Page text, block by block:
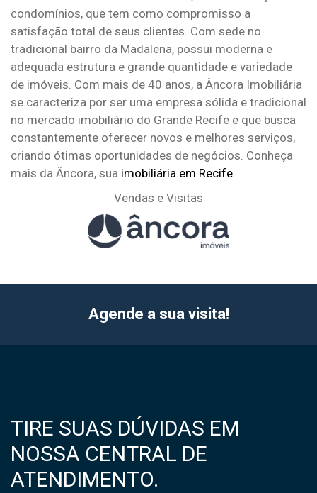
condomínios, que tem como compromisso a
satisfação total de seus clientes. Com sede no
tradicional bairro da Madalena, possui moderna e
adequada estrutura e grande quantidade e variedade
de imóveis. Com mais de 40 anos, a Âncora Imobiliária
se caracteriza por ser uma empresa sólida e tradicional
no mercado imobiliário do Grande Recife e que busca
constantemente oferecer novos e melhores serviços,
criando ótimas oportunidades de negócios. Conheça
mais da Âncora, sua imobiliária em Recife.
Vendas e Visitas
Agende a sua visita!
TIRE SUAS DÚVIDAS EM
NOSSA CENTRAL DE
ATENDIMENTO.